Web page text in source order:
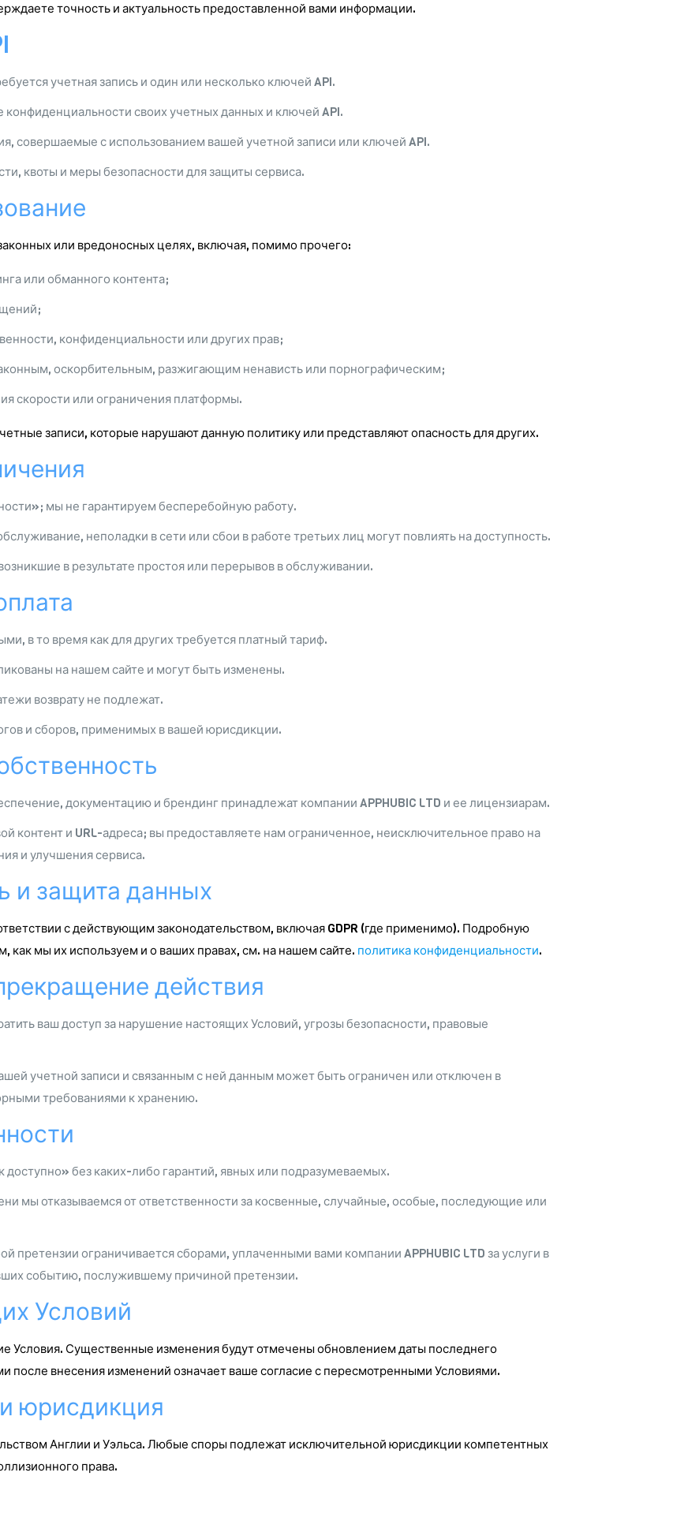
точность и актуальность предоставленной вами информации.
учетная запись и один или несколько ключей API.
конфиденциальности своих учетных данных и ключей API.
совершаемые с использованием вашей учетной записи или ключей API.
квоты и меры безопасности для защиты сервиса.
или вредоносных целях, включая, помимо прочего:
или обманного контента;
конфиденциальности или других прав;
оскорбительным, разжигающим ненависть или порнографическим;
скорости или ограничения платформы.
записи, которые нарушают данную политику или представляют опасность для других.
мы не гарантируем бесперебойную работу.
неполадки в сети или сбои в работе третьих лиц могут повлиять на доступность.
в результате простоя или перерывов в обслуживании.
в то время как для других требуется платный тариф.
на нашем сайте и могут быть изменены.
возврату не подлежат.
и сборов, применимых в вашей юрисдикции.
документацию и брендинг принадлежат компании APPHUBIC LTD и ее лицензиарам.
контент и URL-адреса; вы предоставляете нам ограниченное, неисключительное право на
и улучшения сервиса.
и защита данных
с действующим законодательством, включая GDPR (где применимо). Подробную
мы их используем и о ваших правах, см. на нашем сайте. политика конфиденциальности.
действия
ваш доступ за нарушение настоящих Условий, угрозы безопасности, правовые
учетной записи и связанным с ней данным может быть ограничен или отключен в
требованиями к хранению.
доступно» без каких-либо гарантий, явных или подразумеваемых.
мы отказываемся от ответственности за косвенные, случайные, особые, последующие или
претензии ограничивается сборами, уплаченными вами компании APPHUBIC LTD за услуги в
событию, послужившему причиной претензии.
Условий
Условия. Существенные изменения будут отмечены обновлением даты последнего
после внесения изменений означает ваше согласие с пересмотренными Условиями.
юрисдикция
Англии и Уэльса. Любые споры подлежат исключительной юрисдикции компетентных
права.